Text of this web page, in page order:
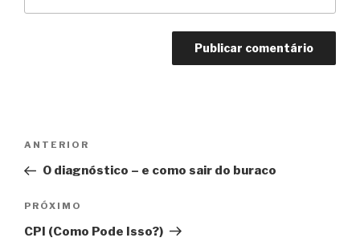
Post
Anterior
ANTERIOR
O diagnóstico – e como sair do buraco
Próximo
PRÓXIMO
CPI (Como Pode Isso?)